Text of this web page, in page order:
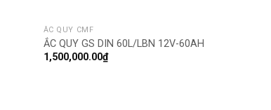
ẮC QUY CMF
ẮC QUY GS DIN 60L/LBN 12V-60AH
1,500,000.00₫